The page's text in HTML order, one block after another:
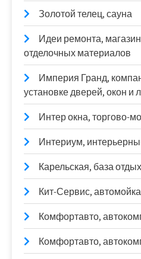
Золотой телец, сауна
Идеи ремонта,
отделочных материалов
Империя Гранд,
установке дверей, окон и
Интер окна, торгово-
Интериум,
Карельская, база
Кит-Сервис, автомойка
Комфортавто,
Комфортавто,